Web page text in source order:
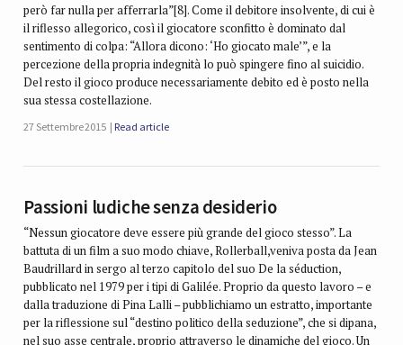
però far nulla per afferrarla”[8]. Come il debitore insolvente, di cui è
il riflesso allegorico, così il giocatore sconfitto è dominato dal
sentimento di colpa: “Allora dicono: ‘Ho giocato male’”, e la
percezione della propria indegnità lo può spingere fino al suicidio.
Del resto il gioco produce necessariamente debito ed è posto nella
sua stessa costellazione.
27 Settembre 2015 Read article
Passioni ludiche senza desiderio
“Nessun giocatore deve essere più grande del gioco stesso”. La
battuta di un film a suo modo chiave, Rollerball,veniva posta da Jean
Baudrillard in sergo al terzo capitolo del suo De la séduction,
pubblicato nel 1979 per i tipi di Galilée. Proprio da questo lavoro – e
dalla traduzione di Pina Lalli – pubblichiamo un estratto, importante
per la riflessione sul “destino politico della seduzione”, che si dipana,
nel suo asse centrale, proprio attraverso le dinamiche del gioco. Un